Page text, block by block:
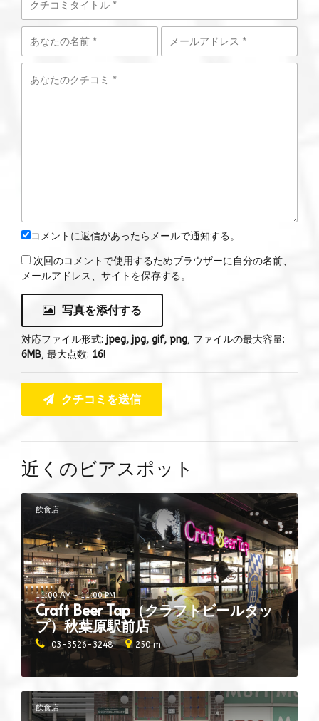
コメントに返信があったらメールで通知する。
次回のコメントで使用するためブラウザーに自分の名前、
メールアドレス、サイトを保存する。
写真を添付する
対応ファイル形式: jpeg, jpg, gif, png, ファイルの最大容量:
6MB, 最大点数: 16!
クチコミを送信
近くのビアスポット
飲食店
Craft Beer Tap（クラフトビールタッ
プ）秋葉原駅前店
11:00 AM - 11:00 PM
03-3526-3248 250 m.
飲食店